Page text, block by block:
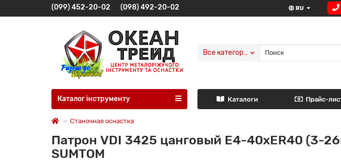
RU
(099) 452-20-02 (098) 492-20-02
Все категории
Каталог інструменту Каталоги Прайс-
Станочная оснастка
Патрон VDI 3425 цанговый E4-40xER40 (3-
SUMTOM